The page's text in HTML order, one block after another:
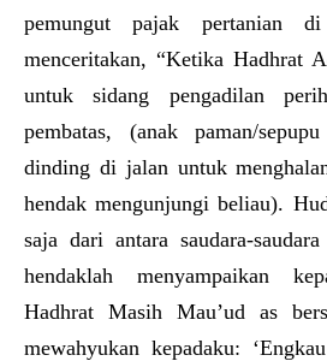
pemungut pajak pertanian
menceritakan, “Ketika Hadhrat
untuk sidang pengadilan
pembatas, (anak paman/
dinding di jalan untuk
hendak mengunjungi beliau).
saja dari antara saudara-
hendaklah menyampaikan
Hadhrat Masih Mau’ud as
mewahyukan kepadaku: